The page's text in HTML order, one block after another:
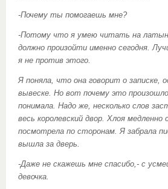
-Почему ты помогаешь мне?
-Потому что я умею читать на
должно произойти именно сегодня.
я не против этого.
Я поняла, что она говорит о записке,
вывеске. Но вот почему это
понимала. Надо же, несколько слов
весь королевский двор. Хлоя медленно
посмотрела по сторонам. Я забрала
вышла за дверь.
-Даже не скажешь мне спасибо,- с
девочка.